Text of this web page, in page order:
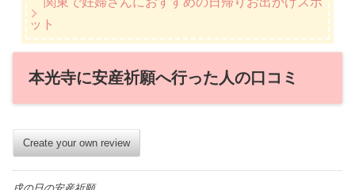
ット
本光寺に安産祈願へ行った人の口コミ
Create your own review